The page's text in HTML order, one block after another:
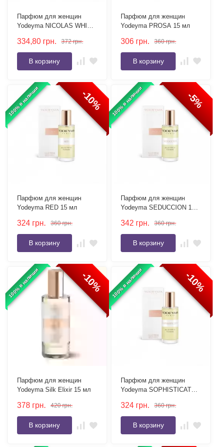
Парфюм для женщин
Yodeyma NICOLAS WHITE
334,80 грн. 372 грн.
В корзину
Парфюм для женщин
Yodeyma PROSA 15 мл
306 грн. 360 грн.
В корзину
100% в наличии -10%
Парфюм для женщин
Yodeyma RED 15 мл
324 грн. 360 грн.
В корзину
100% в наличии -5%
Парфюм для женщин
Yodeyma SEDUCCION 15
342 грн. 360 грн.
В корзину
100% в наличии -10%
Парфюм для женщин
Yodeyma Silk Elixir 15 мл
378 грн. 420 грн.
В корзину
100% в наличии -10%
Парфюм для женщин
Yodeyma SOPHISTICATE
324 грн. 360 грн.
В корзину